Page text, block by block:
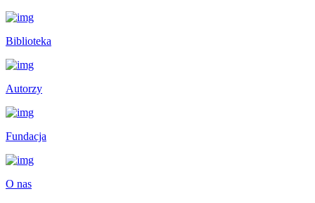
Biblioteka
Autorzy
Fundacja
O nas